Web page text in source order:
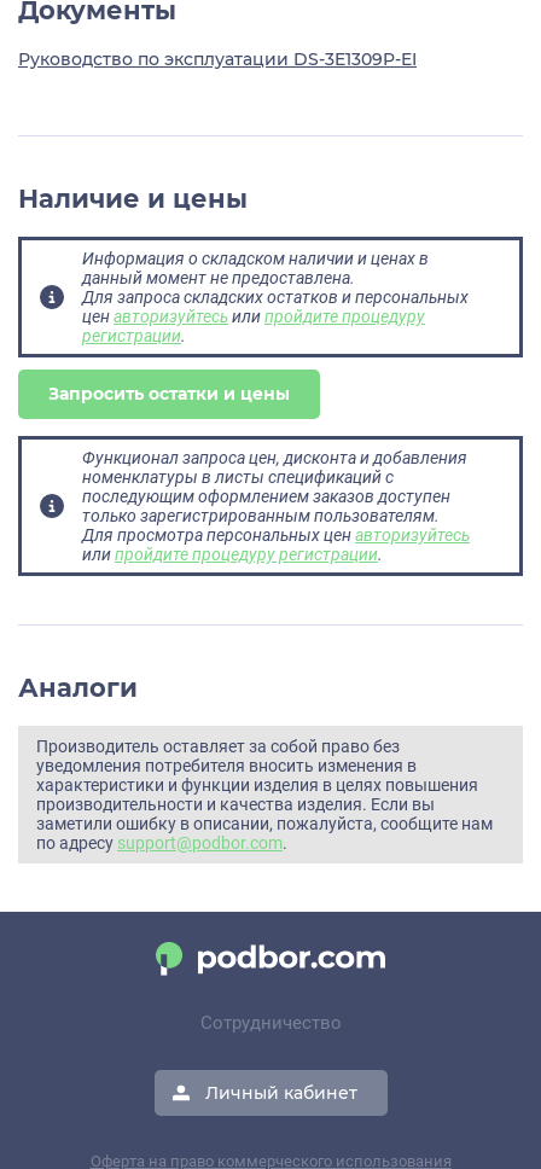
Документы
Руководство по эксплуатации DS-3E1309P-EI
Наличие и цены
Информация о складском наличии и ценах в
данный момент не предоставлена.
Для запроса складских остатков и персональных
ценавторизуйтесьилипройдите процедуру
регистрации.
Запросить остатки и цены
Функционал запроса цен, дисконта и добавления
номенклатуры в листы спецификаций с
последующим оформлением заказов доступен
только зарегистрированным пользователям.
Для просмотра персональных ценавторизуйтесь
илипройдите процедуру регистрации.
Аналоги
Производитель оставляет за собой право без
уведомления потребителя вносить изменения в
характеристики и функции изделия в целях повышения
производительности и качества изделия. Если вы
заметили ошибку в описании, пожалуйста, сообщите нам
по адресу support@podbor.com.
Сотрудничество
Личный кабинет
Оферта на право коммерческого использования